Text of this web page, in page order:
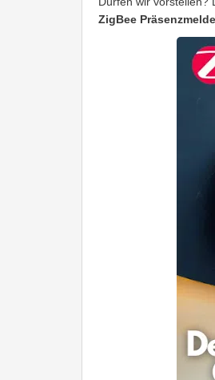
ZigBee